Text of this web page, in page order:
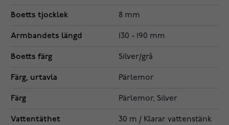
Boetts tjocklek 8 mm
Armbandets längd 130 - 190 mm
Boetts färg Silver/grå
Färg, urtavla Pärlemor
Färg Pärlemor, Silver
Vattentäthet 30 m / Klarar vattenstänk